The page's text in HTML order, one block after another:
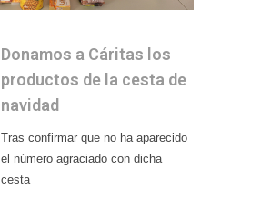
Donamos a Cáritas los
productos de la cesta de
navidad
Tras confirmar que no ha aparecido
el número agraciado con dicha
cesta